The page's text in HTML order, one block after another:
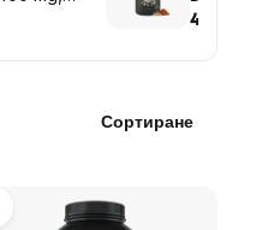
40,77 €
Сортиране